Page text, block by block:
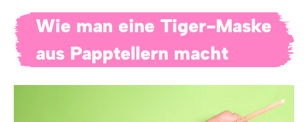
Wie man eine Tiger-Maske
aus Papptellern macht